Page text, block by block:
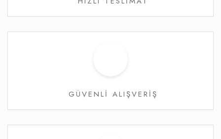
GÜVENLİ ALIŞVERİŞ